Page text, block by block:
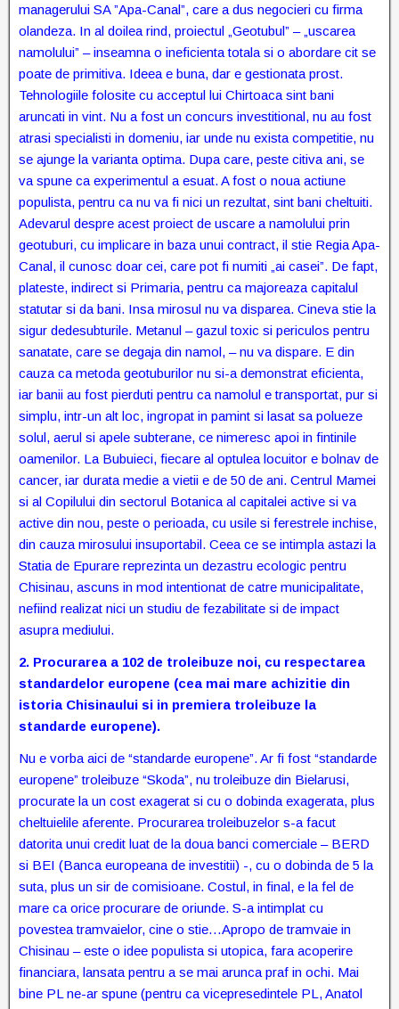
managerului SA ”Apa-Canal”, care a dus negocieri cu firma
olandeza. In al doilea rind, proiectul „Geotubul” – „uscarea
namolului” – inseamna o ineficienta totala si o abordare cit se
poate de primitiva. Ideea e buna, dar e gestionata prost.
Tehnologiile folosite cu acceptul lui Chirtoaca sint bani
aruncati in vint. Nu a fost un concurs investitional, nu au fost
atrasi specialisti in domeniu, iar unde nu exista competitie, nu
se ajunge la varianta optima. Dupa care, peste citiva ani, se
va spune ca experimentul a esuat. A fost o noua actiune
populista, pentru ca nu va fi nici un rezultat, sint bani cheltuiti.
Adevarul despre acest proiect de uscare a namolului prin
geotuburi, cu implicare in baza unui contract, il stie Regia Apa-
Canal, il cunosc doar cei, care pot fi numiti „ai casei”. De fapt,
plateste, indirect si Primaria, pentru ca majoreaza capitalul
statutar si da bani. Insa mirosul nu va disparea. Cineva stie la
sigur dedesubturile. Metanul – gazul toxic si periculos pentru
sanatate, care se degaja din namol, – nu va dispare. E din
cauza ca metoda geotuburilor nu si-a demonstrat eficienta,
iar banii au fost pierduti pentru ca namolul e transportat, pur si
simplu, intr-un alt loc, ingropat in pamint si lasat sa polueze
solul, aerul si apele subterane, ce nimeresc apoi in fintinile
oamenilor. La Bubuieci, fiecare al optulea locuitor e bolnav de
cancer, iar durata medie a vietii e de 50 de ani. Centrul Mamei
si al Copilului din sectorul Botanica al capitalei active si va
active din nou, peste o perioada, cu usile si ferestrele inchise,
din cauza mirosului insuportabil. Ceea ce se intimpla astazi la
Statia de Epurare reprezinta un dezastru ecologic pentru
Chisinau, ascuns in mod intentionat de catre municipalitate,
nefiind realizat nici un studiu de fezabilitate si de impact
asupra mediului.
2. Procurarea a 102 de troleibuze noi, cu respectarea
standardelor europene (cea mai mare achizitie din
istoria Chisinaului si in premiera troleibuze la
standarde europene).
Nu e vorba aici de “standarde europene”. Ar fi fost “standarde
europene” troleibuze “Skoda”, nu troleibuze din Bielarusi,
procurate la un cost exagerat si cu o dobinda exagerata, plus
cheltuielile aferente. Procurarea troleibuzelor s-a facut
datorita unui credit luat de la doua banci comerciale – BERD
si BEI (Banca europeana de investitii) -, cu o dobinda de 5 la
suta, plus un sir de comisioane. Costul, in final, e la fel de
mare ca orice procurare de oriunde. S-a intimplat cu
povestea tramvaielor, cine o stie…Apropo de tramvaie in
Chisinau – este o idee populista si utopica, fara acoperire
financiara, lansata pentru a se mai arunca praf in ochi. Mai
bine PL ne-ar spune (pentru ca vicepresedintele PL, Anatol